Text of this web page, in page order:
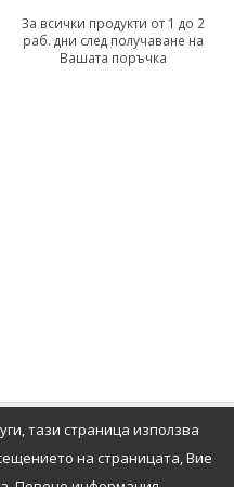
За всички продукти от 1 до 2
раб. дни след получаване на
Вашата поръчка
тази страница използва
на страницата, Вие